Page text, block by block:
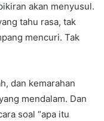
akan menyusul.
tahu rasa, tak
mencuri. Tak
dan kemarahan
mendalam. Dan
soal “apa itu